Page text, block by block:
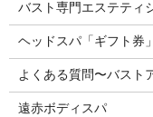
バスト専門エステティ
ヘッドスパ「ギフト券」
よくある質問〜バスト
遠赤ボディスパ